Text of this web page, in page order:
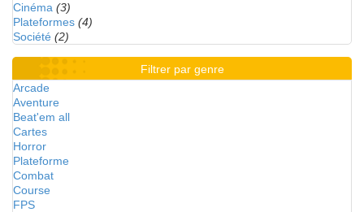
Cinéma (3)
Plateformes (4)
Société (2)
Filtrer par genre
Arcade
Aventure
Beat'em all
Cartes
Horror
Plateforme
Combat
Course
FPS